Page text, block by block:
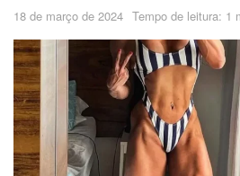
18 de março de 2024 Tempo de leitura: 1